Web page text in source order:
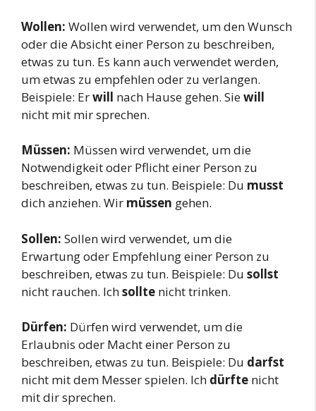
Wollen: Wollen wird verwendet, um den Wunsch
oder die Absicht einer Person zu beschreiben,
etwas zu tun. Es kann auch verwendet werden,
um etwas zu empfehlen oder zu verlangen.
Beispiele: Erwill nach Hause gehen. Siewill
nicht mit mir sprechen.
Müssen: Müssen wird verwendet, um die
Notwendigkeit oder Pflicht einer Person zu
beschreiben, etwas zu tun. Beispiele: Du musst
dich anziehen. Wir müssen gehen.
Sollen: Sollen wird verwendet, um die
Erwartung oder Empfehlung einer Person zu
beschreiben, etwas zu tun. Beispiele: Du sollst
nicht rauchen. Ichsollte nicht trinken.
Dürfen: Dürfen wird verwendet, um die
Erlaubnis oder Macht einer Person zu
beschreiben, etwas zu tun. Beispiele: Du darfst
nicht mit dem Messer spielen. Ich dürfte nicht
mit dir sprechen.